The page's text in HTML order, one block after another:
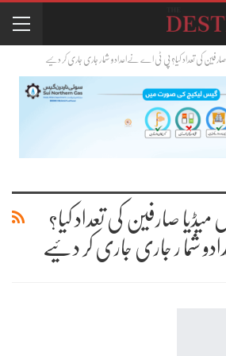
کی تعداد کیا؟پی ٹی اے نےاعدادو شما ر جاری جاری کر دئیے
صارفین کی تعداد کیا؟
شما ر جاری جاری کر دئیے